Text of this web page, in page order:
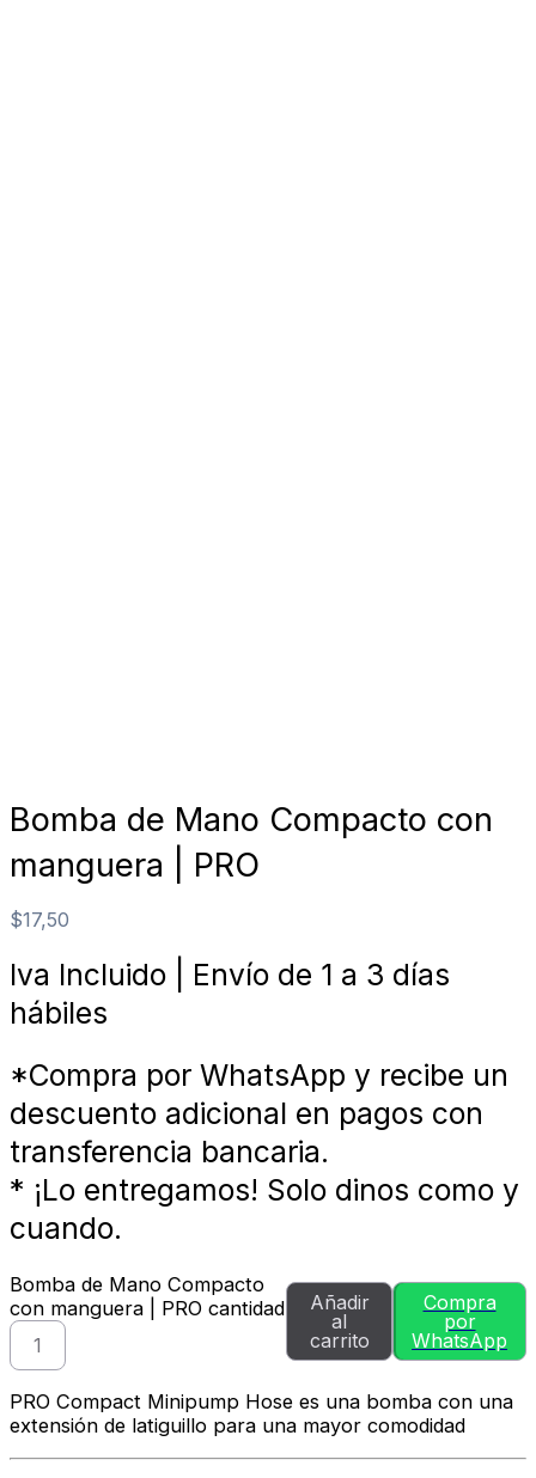
Bomba de Mano Compacto con
manguera | PRO
$17,50
Iva Incluido | Envío de 1 a 3 días
hábiles
*Compra por WhatsApp y recibe un
descuento adicional en pagos con
transferencia bancaria.
* ¡Lo entregamos! Solo dinos como y
cuando.
Bomba de Mano Compacto
con manguera | PRO cantidad
Añadir
al
carrito
Compra
por
WhatsApp
PRO Compact Minipump Hose es una bomba con una
extensión de latiguillo para una mayor comodidad